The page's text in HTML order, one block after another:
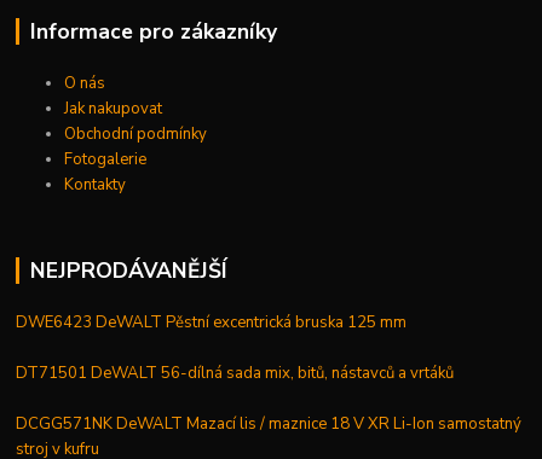
Informace pro zákazníky
O nás
Jak nakupovat
Obchodní podmínky
Fotogalerie
Kontakty
NEJPRODÁVANĚJŠÍ
DWE6423 DeWALT Pěstní excentrická bruska 125 mm
DT71501 DeWALT 56-dílná sada mix, bitů, nástavců a vrtáků
DCGG571NK DeWALT Mazací lis / maznice 18 V XR Li-Ion samostatný
stroj v kufru